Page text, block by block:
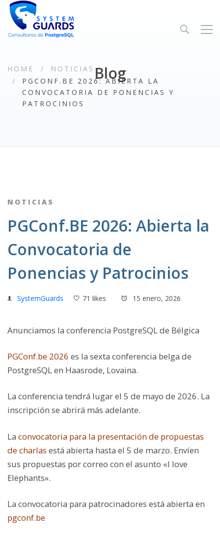
Blog
HOME
NOTICIAS
PGCONF.BE 2026: ABIERTA LA
CONVOCATORIA DE PONENCIAS Y
PATROCINIOS
NOTICIAS
PGConf.BE 2026: Abierta la
Convocatoria de
Ponencias y Patrocinios
SystemGuards 71 likes 15 enero, 2026
Anunciamos la conferencia PostgreSQL de Bélgica
PGConf.be 2026 es la sexta conferencia belga de
PostgreSQL en Haasrode, Lovaina.
La conferencia tendrá lugar el 5 de mayo de 2026. La
inscripción se abrirá más adelante.
La convocatoria para la presentación de propuestas
de charlas está abierta hasta el 5 de marzo. Envíen
sus propuestas por correo con el asunto «I love
Elephants».
La convocatoria para patrocinadores está abierta en
pgconf.be